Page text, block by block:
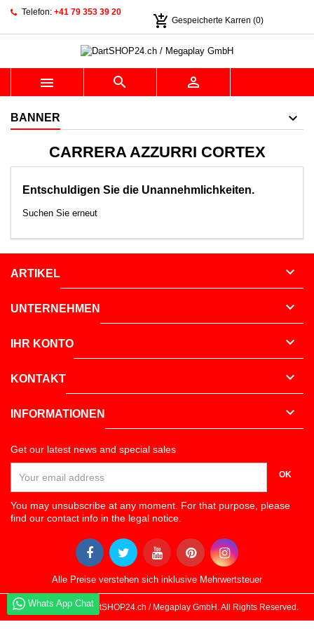
Telefon: +41 79 353 39 20
add_shopping_cart Gespeicherte Karren (0)
  
BANNER
CARRERA AZZURRI CORTEX
Entschuldigen Sie die Unannehmlichkeiten.
Suchen Sie erneut
ARTIKEL 
UNTERNEHMEN 
IHR KONTO 
KONTAKT 
INFORMATIONEN 
Get our latest news and special sales
OK
You may unsubscribe at any moment. For that purpose, please
find our contact info in the legal notice.
Alle Preise verstehen sich inklusive Mehrwertsteuer
© Copyright 2026 DartSHOP24.ch / Megaplay GmbH. All Rights Reserved.
Whats App Chat
Whats App Chat